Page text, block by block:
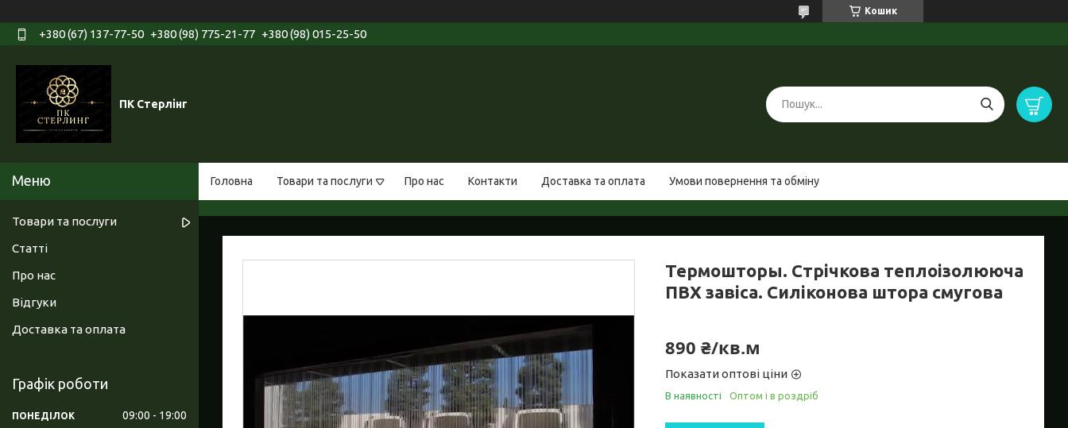
Кошик
+380 (67) 137-77-50 +380 (98) 775-21-77 +380 (98) 015-25-50
ПК Стерлінг
Головна Товари та послуги Про нас Контакти Доставка та оплата Умови повернення та обміну
Термошторы. Стрічкова теплоізолююча
ПВХ завіса. Силіконова штора смугова
890 ₴/кв.м
Показати оптові ціни
В наявності Оптом і в роздріб
Товари та послуги
Статті
Про нас
Відгуки
Доставка та оплата
Графік роботи
ПОНЕДІЛОК 09:00 19:00